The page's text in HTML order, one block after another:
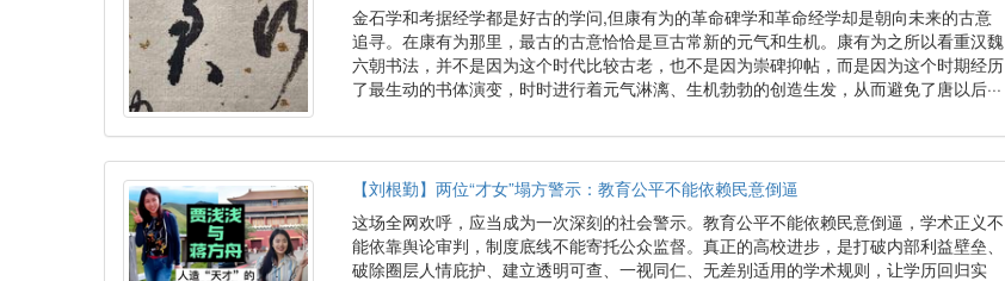
金石学和考据经学都是好古的学问,但康有为的革命碑学和革命经学却是朝向未来的古意
追寻。在康有为那里，最古的古意恰恰是亘古常新的元气和生机。康有为之所以看重汉魏
六朝书法，并不是因为这个时代比较古老，也不是因为崇碑抑帖，而是因为这个时期经历
了最生动的书体演变，时时进行着元气淋漓、生机勃勃的创造生发，从而避免了唐以后···
【刘根勤】两位“才女”塌方警示：教育公平不能依赖民意倒逼
这场全网欢呼，应当成为一次深刻的社会警示。教育公平不能依赖民意倒逼，学术正义不
能依靠舆论审判，制度底线不能寄托公众监督。真正的高校进步，是打破内部利益壁垒、
破除圈层人情庇护、建立透明可查、一视同仁、无差别适用的学术规则，让学历回归实